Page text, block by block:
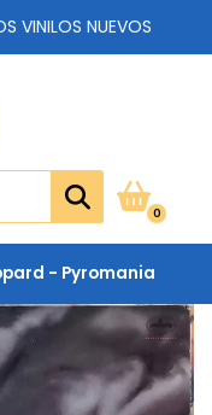
VINILOS NUEVOS
0
- Pyromania